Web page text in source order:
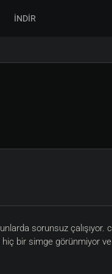
İNDİR
sorunsuz
bir simge görünmiyor